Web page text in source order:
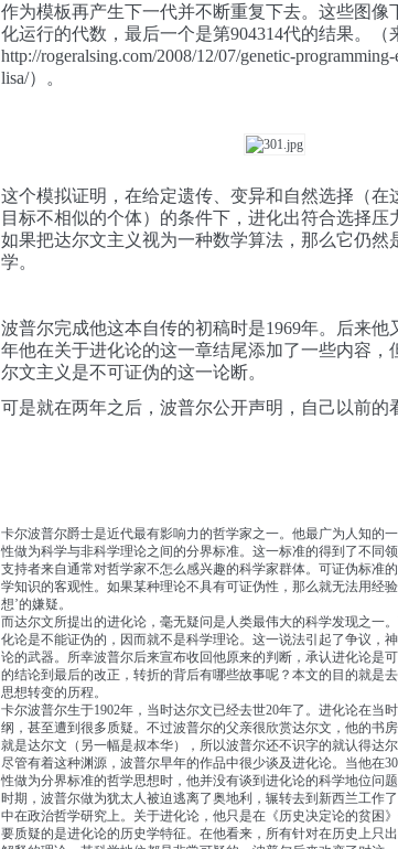
作为模板再产生下一代并不断重复下去。这些图像
化运行的代数，最后一个是第904314代的结果。（
http://rogeralsing.com/2008/12/07/genetic-
lisa/）。
这个模拟证明，在给定遗传、变异和自然选择（在
目标不相似的个体）的条件下，进化出符合选择压
如果把达尔文主义视为一种数学算法，那么它仍然
学。
波普尔完成他这本自传的初稿时是1969年。后来他
年他在关于进化论的这一章结尾添加了一些内容，
尔文主义是不可证伪的这一论断。
可是就在两年之后，波普尔公开声明，自己以前的
卡尔波普尔爵士是近代最有影响力的哲学家之一。他最广为人知的
性做为科学与非科学理论之间的分界标准。这一标准的得到了不同
支持者来自通常对哲学家不怎么感兴趣的科学家群体。可证伪标准
学知识的客观性。如果某种理论不具有可证伪性，那么就无法用经
想’的嫌疑。
而达尔文所提出的进化论，毫无疑问是人类最伟大的科学发现之一
化论是不能证伪的，因而就不是科学理论。这一说法引起了争议，
论的武器。所幸波普尔后来宣布收回他原来的判断，承认进化论是
的结论到最后的改正，转折的背后有哪些故事呢？本文的目的就是
思想转变的历程。
卡尔波普尔生于1902年，当时达尔文已经去世20年了。进化论在当
纲，甚至遭到很多质疑。不过波普尔的父亲很欣赏达尔文，他的书
就是达尔文（另一幅是叔本华），所以波普尔还不识字的就认得达尔
尽管有着这种渊源，波普尔早年的作品中很少谈及进化论。当他在
性做为分界标准的哲学思想时，他并没有谈到进化论的科学地位问
时期，波普尔做为犹太人被迫逃离了奥地利，辗转去到新西兰工作
中在政治哲学研究上。关于进化论，他只是在《历史决定论的贫困
要质疑的是进化论的历史学特征。在他看来，所有针对在历史上只